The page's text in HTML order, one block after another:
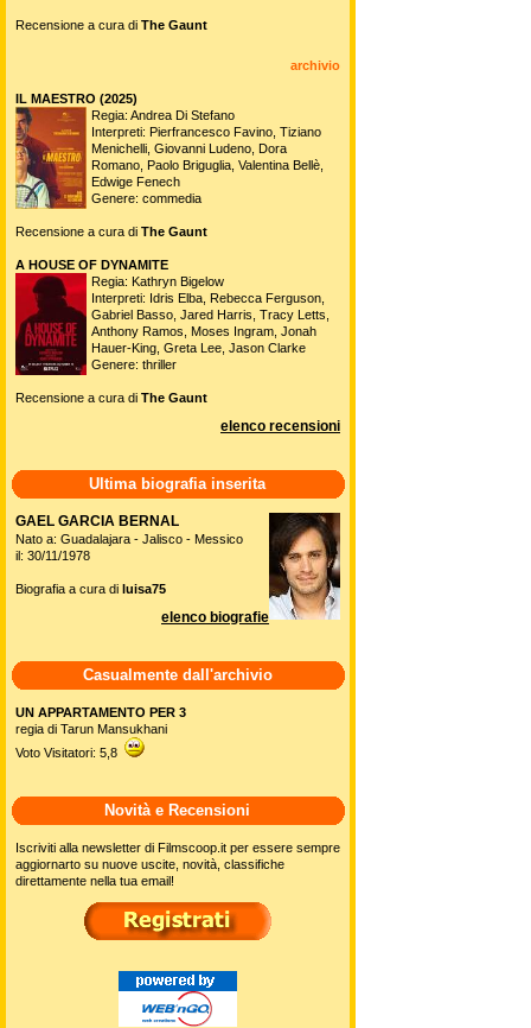
Recensione a cura di The Gaunt
archivio
IL MAESTRO (2025)
Regia: Andrea Di Stefano
Interpreti: Pierfrancesco Favino, Tiziano
Menichelli, Giovanni Ludeno, Dora
Romano, Paolo Briguglia, Valentina Bellè,
Edwige Fenech
Genere: commedia
Recensione a cura di The Gaunt
A HOUSE OF DYNAMITE
Regia: Kathryn Bigelow
Interpreti: Idris Elba, Rebecca Ferguson,
Gabriel Basso, Jared Harris, Tracy Letts,
Anthony Ramos, Moses Ingram, Jonah
Hauer-King, Greta Lee, Jason Clarke
Genere: thriller
Recensione a cura di The Gaunt
elenco recensioni
Ultima biografia inserita
GAEL GARCIA BERNAL
Nato a: Guadalajara - Jalisco - Messico
il: 30/11/1978
Biografia a cura di luisa75
elenco biografie
Casualmente dall'archivio
UN APPARTAMENTO PER 3
regia di Tarun Mansukhani
Voto Visitatori: 5,8
Novità e Recensioni
Iscriviti alla newsletter di Filmscoop.it per essere sempre
aggiornarto su nuove uscite, novità, classifiche
direttamente nella tua email!